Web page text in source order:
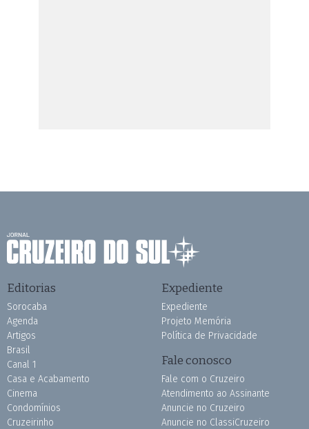
Editorias
Sorocaba
Agenda
Artigos
Brasil
Canal 1
Casa e Acabamento
Cinema
Condomínios
Cruzeirinho
Expediente
Expediente
Projeto Memória
Política de Privacidade
Fale conosco
Fale com o Cruzeiro
Atendimento ao Assinante
Anuncie no Cruzeiro
Anuncie no ClassiCruzeiro